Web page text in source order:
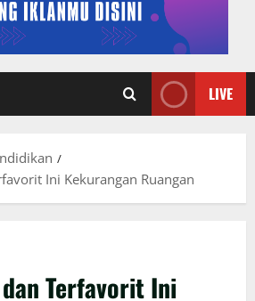
LIVE
Ini Kekurangan Ruangan
Terfavorit Ini